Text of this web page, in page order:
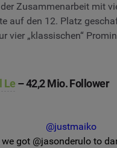
Zusammenarbeit mit
auf den 12. Platz
vier „klassischen“
Le – 42,2 Mio. Follower
@justmaiko
we got @jasonderulo to